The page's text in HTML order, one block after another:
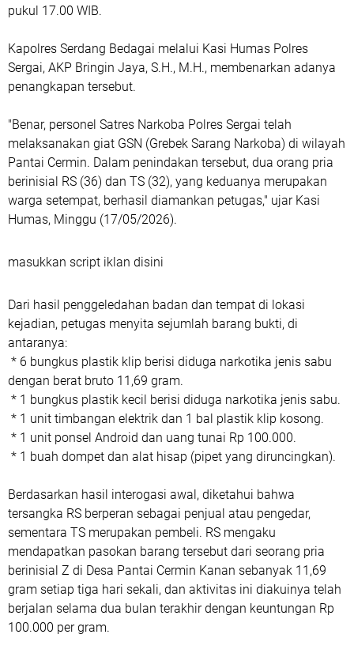
pukul 17.00 WIB.
Kapolres Serdang Bedagai melalui Kasi Humas Polres
Sergai, AKP Bringin Jaya, S.H., M.H., membenarkan adanya
penangkapan tersebut.
"Benar, personel Satres Narkoba Polres Sergai telah
melaksanakan giat GSN (Grebek Sarang Narkoba) di wilayah
Pantai Cermin. Dalam penindakan tersebut, dua orang pria
berinisial RS (36) dan TS (32), yang keduanya merupakan
warga setempat, berhasil diamankan petugas," ujar Kasi
Humas, Minggu (17/05/2026).
masukkan script iklan disini
Dari hasil penggeledahan badan dan tempat di lokasi
kejadian, petugas menyita sejumlah barang bukti, di
antaranya:
* 6 bungkus plastik klip berisi diduga narkotika jenis sabu
dengan berat bruto 11,69 gram.
* 1 bungkus plastik kecil berisi diduga narkotika jenis sabu.
* 1 unit timbangan elektrik dan 1 bal plastik klip kosong.
* 1 unit ponsel Android dan uang tunai Rp 100.000.
* 1 buah dompet dan alat hisap (pipet yang diruncingkan).
Berdasarkan hasil interogasi awal, diketahui bahwa
tersangka RS berperan sebagai penjual atau pengedar,
sementara TS merupakan pembeli. RS mengaku
mendapatkan pasokan barang tersebut dari seorang pria
berinisial Z di Desa Pantai Cermin Kanan sebanyak 11,69
gram setiap tiga hari sekali, dan aktivitas ini diakuinya telah
berjalan selama dua bulan terakhir dengan keuntungan Rp
100.000 per gram.